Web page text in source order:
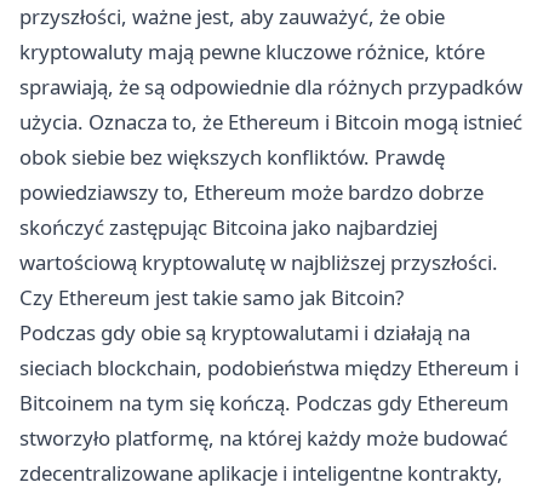
przyszłości, ważne jest, aby zauważyć, że obie
kryptowaluty mają pewne kluczowe różnice, które
sprawiają, że są odpowiednie dla różnych przypadków
użycia. Oznacza to, że Ethereum i Bitcoin mogą istnieć
obok siebie bez większych konfliktów. Prawdę
powiedziawszy to, Ethereum może bardzo dobrze
skończyć zastępując Bitcoina jako najbardziej
wartościową kryptowalutę w najbliższej przyszłości.
Czy Ethereum jest takie samo jak Bitcoin?
Podczas gdy obie są kryptowalutami i działają na
sieciach blockchain, podobieństwa między Ethereum i
Bitcoinem na tym się kończą. Podczas gdy Ethereum
stworzyło platformę, na której każdy może budować
zdecentralizowane aplikacje i inteligentne kontrakty,